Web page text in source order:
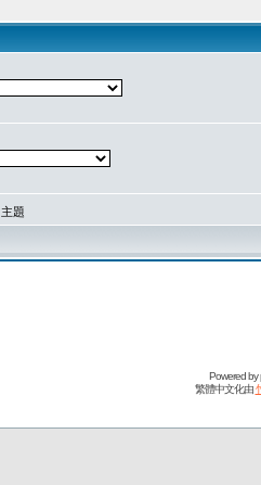
主題
Powered by
繁體中文化由